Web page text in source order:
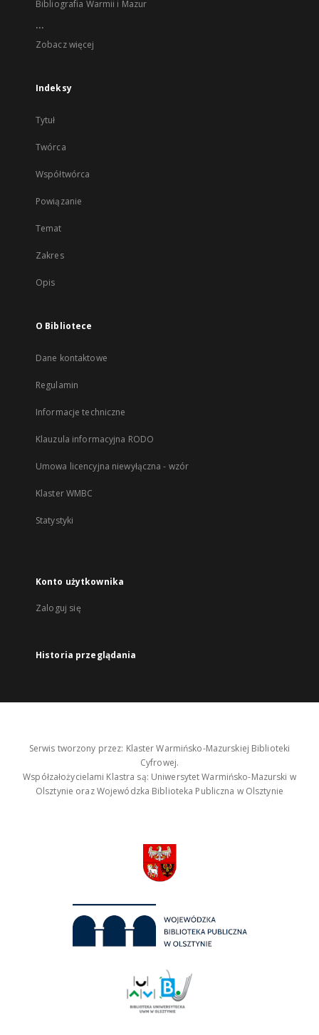
Bibliografia Warmii i Mazur
...
Zobacz więcej
Indeksy
Tytuł
Twórca
Współtwórca
Powiązanie
Temat
Zakres
Opis
O Bibliotece
Dane kontaktowe
Regulamin
Informacje techniczne
Klauzula informacyjna RODO
Umowa licencyjna niewyłączna - wzór
Klaster WMBC
Statystyki
Konto użytkownika
Zaloguj się
Historia przeglądania
Serwis tworzony przez: Klaster Warmińsko-Mazurskiej Biblioteki
Cyfrowej.
Współzałożycielami Klastra są: Uniwersytet Warmińsko-Mazurski w
Olsztynie oraz Wojewódzka Biblioteka Publiczna w Olsztynie